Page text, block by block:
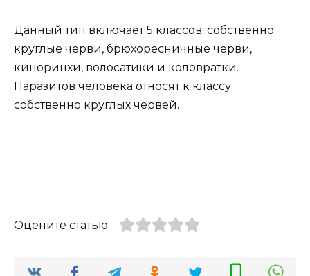
Данный тип включает 5 классов: собственно
круглые черви, брюхоресничные черви,
киноринхи, волосатики и коловратки.
Паразитов человека относят к классу
собственно круглых червей.
Оцените статью